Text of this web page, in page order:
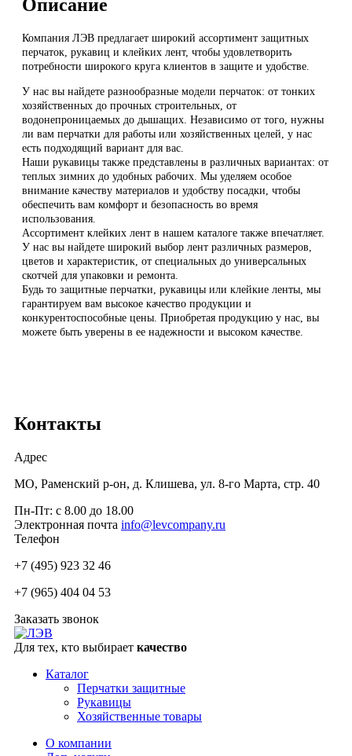
Описание
Компания ЛЭВ предлагает широкий ассортимент защитных
перчаток, рукавиц и клейких лент, чтобы удовлетворить
потребности широкого круга клиентов в защите и удобстве.
У нас вы найдете разнообразные модели перчаток: от тонких
хозяйственных до прочных строительных, от
водонепроницаемых до дышащих. Независимо от того, нужны
ли вам перчатки для работы или хозяйственных целей, у нас
есть подходящий вариант для вас.
Наши рукавицы также представлены в различных вариантах: от
теплых зимних до удобных рабочих. Мы уделяем особое
внимание качеству материалов и удобству посадки, чтобы
обеспечить вам комфорт и безопасность во время
использования.
Ассортимент клейких лент в нашем каталоге также впечатляет.
У нас вы найдете широкий выбор лент различных размеров,
цветов и характеристик, от специальных до универсальных
скотчей для упаковки и ремонта.
Будь то защитные перчатки, рукавицы или клейкие ленты, мы
гарантируем вам высокое качество продукции и
конкурентоспособные цены. Приобретая продукцию у нас, вы
можете быть уверены в ее надежности и высоком качестве.
Контакты
Адрес
МО, Раменский р-он, д. Клишева, ул. 8-го Марта, стр. 40
Пн-Пт: с 8.00 до 18.00
Электронная почта info@levcompany.ru
Телефон
+7 (495) 923 32 46
+7 (965) 404 04 53
Заказать звонок
Для тех, кто выбирает качество
Каталог
Перчатки защитные
Рукавицы
Хозяйственные товары
О компании